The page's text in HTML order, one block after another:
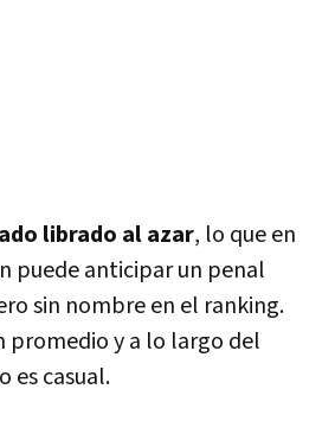
librado al azar, lo que en
puede anticipar un penal
sin nombre en el ranking.
promedio y a lo largo del
es casual.